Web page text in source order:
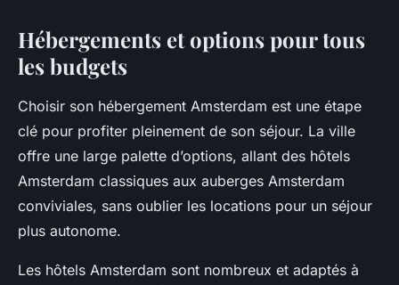
Hébergements et options pour tous
les budgets
Choisir son hébergement Amsterdam est une étape
clé pour profiter pleinement de son séjour. La ville
offre une large palette d’options, allant des hôtels
Amsterdam classiques aux auberges Amsterdam
conviviales, sans oublier les locations pour un séjour
plus autonome.
Les hôtels Amsterdam sont nombreux et adaptés à